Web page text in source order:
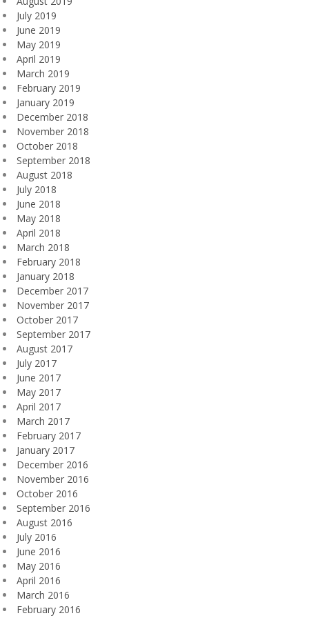
July 2019
June 2019
May 2019
April 2019
March 2019
February 2019
January 2019
December 2018
November 2018
October 2018
September 2018
August 2018
July 2018
June 2018
May 2018
April 2018
March 2018
February 2018
January 2018
December 2017
November 2017
October 2017
September 2017
August 2017
July 2017
June 2017
May 2017
April 2017
March 2017
February 2017
January 2017
December 2016
November 2016
October 2016
September 2016
August 2016
July 2016
June 2016
May 2016
April 2016
March 2016
February 2016